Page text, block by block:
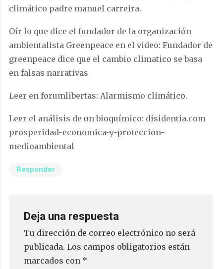
climático padre manuel carreira.
Oír lo que dice el fundador de la organización
ambientalista Greenpeace en el video: Fundador de
greenpeace dice que el cambio climatico se basa
en falsas narrativas
Leer en forumlibertas: Alarmismo climático.
Leer el análisis de un bioquímico: disidentia.com
prosperidad-economica-y-proteccion-
medioambiental
Responder
Deja una respuesta
Tu dirección de correo electrónico no será
publicada. Los campos obligatorios están
marcados con *